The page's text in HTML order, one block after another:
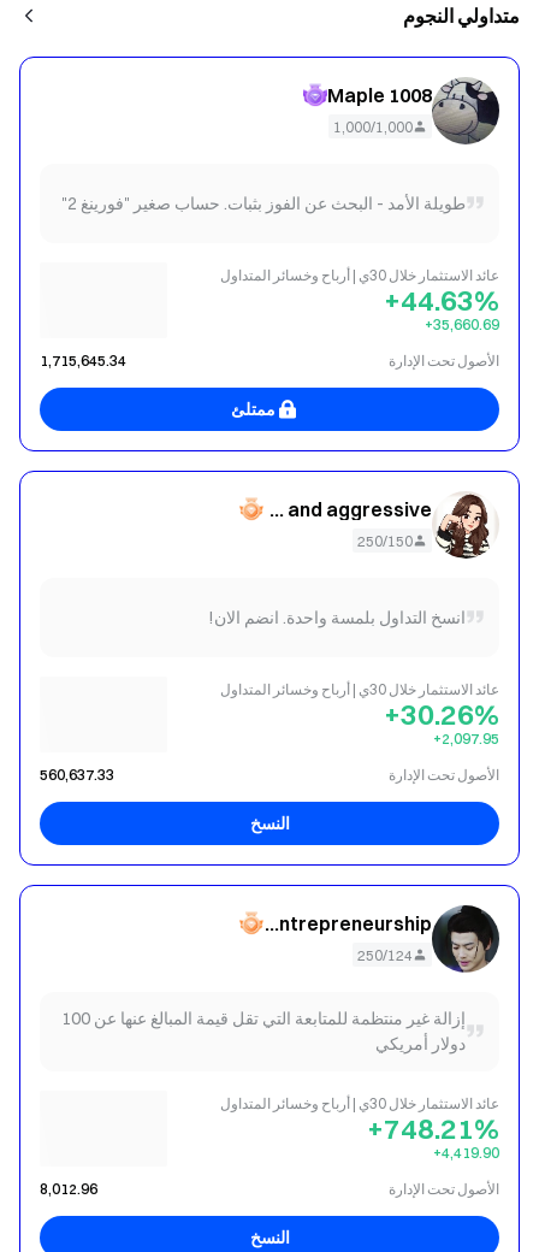
متداولي النجوم
Maple 1008
1,000/1,000
طويلة الأمد - البحث عن الفوز بثبات. حساب صغير "فورينغ 2"
عائد الاستثمار خلال 30ي | أرباح وخسائر المتداول
+44.63%
‎+35,660.69
الأصول تحت الإدارة
1,715,645.34
ممتلئ
This is translate content : Very fierce and aggressive
250/150
انسخ التداول بلمسة واحدة. انضم الان!
عائد الاستثمار خلال 30ي | أرباح وخسائر المتداول
+30.26%
‎+2,097.95
الأصول تحت الإدارة
560,637.33
النسخ
Shrimp Entrepreneurship
250/124
إزالة غير منتظمة للمتابعة التي تقل قيمة المبالغ عنها عن 100
دولار أمريكي
عائد الاستثمار خلال 30ي | أرباح وخسائر المتداول
+748.21%
‎+4,419.90
الأصول تحت الإدارة
8,012.96
النسخ